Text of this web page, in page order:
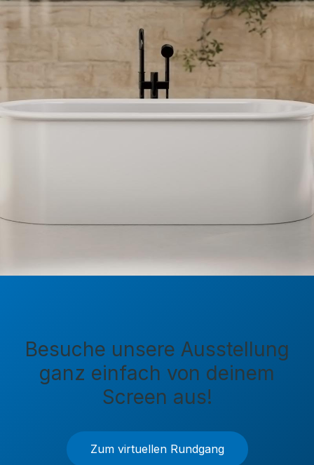
Besuche unsere Ausstellung
ganz einfach von deinem
Screen aus!
Zum virtuellen Rundgang